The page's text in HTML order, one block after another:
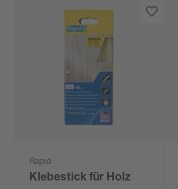
Rapid
Klebestick für Holz